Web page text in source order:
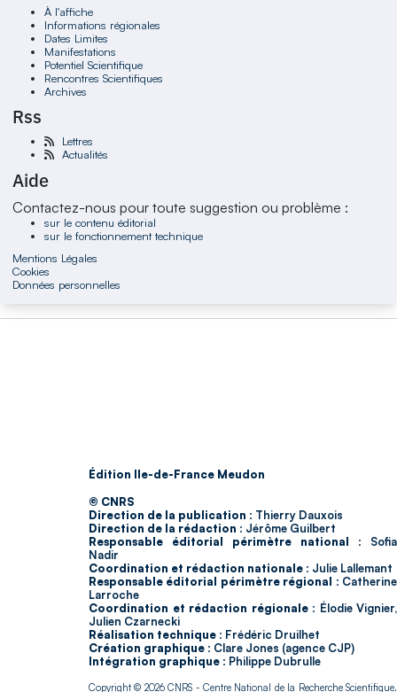
À l'affiche
Informations régionales
Dates Limites
Manifestations
Potentiel Scientifique
Rencontres Scientifiques
Archives
Rss
Lettres
Actualités
Aide
Contactez-nous pour toute suggestion ou problème :
sur le contenu éditorial
sur le fonctionnement technique
Mentions Légales
Cookies
Données personnelles
Édition Ile-de-France Meudon
© CNRS
Direction de la publication : Thierry Dauxois
Direction de la rédaction : Jérôme Guilbert
Responsable éditorial périmètre national : Sofia
Nadir
Coordination et rédaction nationale : Julie Lallemant
Responsable éditorial périmètre régional : Catherine
Larroche
Coordination et rédaction régionale : Élodie Vignier,
Julien Czarnecki
Réalisation technique : Frédéric Druilhet
Création graphique : Clare Jones (agence CJP)
Intégration graphique : Philippe Dubrulle
Copyright © 2026CNRS - Centre National de la Recherche Scientifique.